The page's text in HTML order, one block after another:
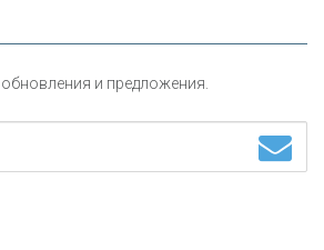
капитала
и предложения.